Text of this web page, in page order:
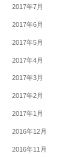
2017年7月
2017年6月
2017年5月
2017年4月
2017年3月
2017年2月
2017年1月
2016年12月
2016年11月